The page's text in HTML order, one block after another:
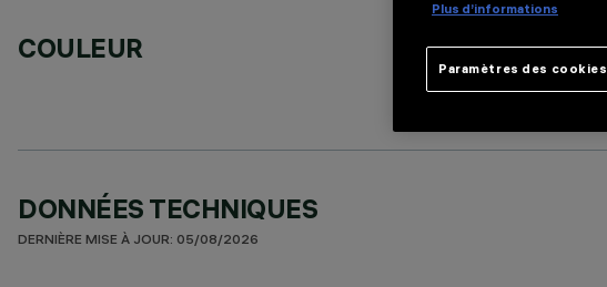
COULEUR
DONNÉES TECHNIQUES
DERNIÈRE MISE À JOUR: 05/08/2026
Plus d’informations
Paramètres des cookies